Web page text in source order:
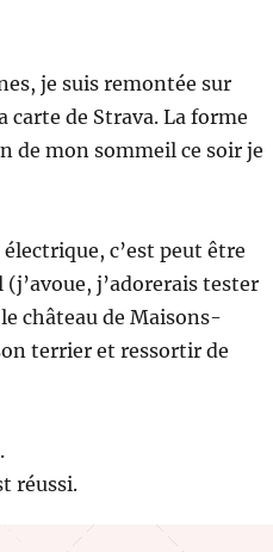
je suis remontée sur
de Strava. La forme
de mon sommeil ce soir je
c’est peut être
(j’avoue, j’adorerais tester
château de Maisons-
terrier et ressortir de
réussi.